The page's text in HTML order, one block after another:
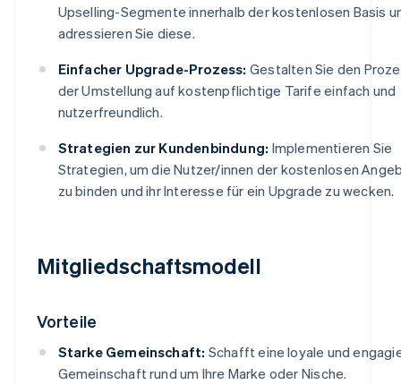
Upselling-Segmente innerhalb der kostenlosen Basis
adressieren Sie diese.
Einfacher Upgrade-Prozess: Gestalten Sie den
der Umstellung auf kostenpflichtige Tarife einfach und
nutzerfreundlich.
Strategien zur Kundenbindung: Implementieren Sie
Strategien, um die Nutzer/innen der kostenlosen
zu binden und ihr Interesse für ein Upgrade zu wecken.
Mitgliedschaftsmodell
Vorteile
Starke Gemeinschaft: Schafft eine loyale und
Gemeinschaft rund um Ihre Marke oder Nische.